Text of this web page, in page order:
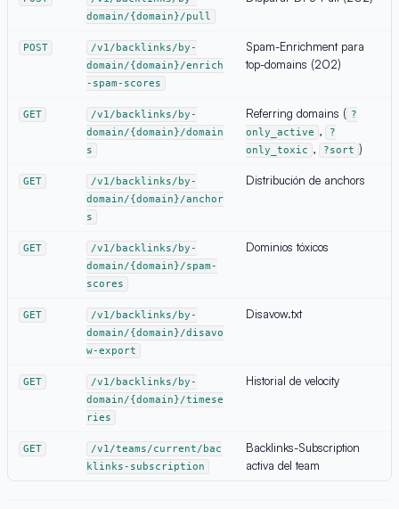
domain/{domain}/pull
POST
/v1/backlinks/by-
domain/{domain}/enrich
-spam-scores
Spam-Enrichment para
top-domains (202)
GET
/v1/backlinks/by-
domain/{domain}/domain
s
Referring domains ( ?
only_active ,
?
only_toxic , ?sort )
GET
/v1/backlinks/by-
domain/{domain}/anchor
s
Distribución de anchors
GET
/v1/backlinks/by-
domain/{domain}/spam-
scores
Dominios tóxicos
GET
/v1/backlinks/by-
domain/{domain}/disavo
w-export
Disavow.txt
GET
/v1/backlinks/by-
domain/{domain}/timese
ries
Historial de velocity
GET
/v1/teams/current/bac
klinks-subscription
Backlinks-Subscription
activa del team